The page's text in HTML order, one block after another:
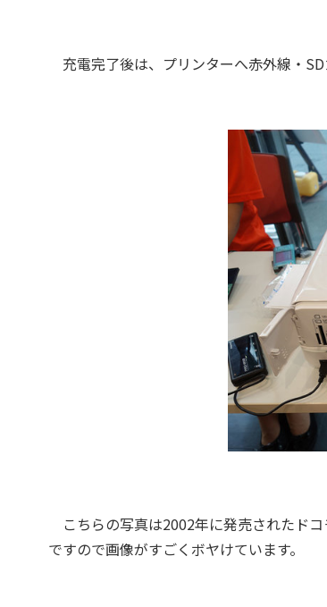
充電完了後は、プリンターへ赤外線・
こちらの写真は2002年に発売されたド
ですので画像がすごくボヤけています。